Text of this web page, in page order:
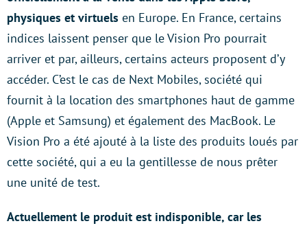
physiques et virtuels en Europe. En France, certains
indices laissent penser que le Vision Pro pourrait
arriver et par, ailleurs, certains acteurs proposent d’y
accéder. C’est le cas de Next Mobiles, société qui
fournit à la location des smartphones haut de gamme
(Apple et Samsung) et également des MacBook. Le
Vision Pro a été ajouté à la liste des produits loués par
cette société, qui a eu la gentillesse de nous prêter
une unité de test.
Actuellement le produit est indisponible, car les